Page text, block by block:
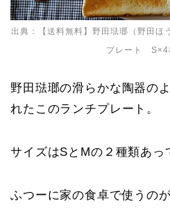
出典：
【送料無料】野田琺瑯（野田
プレート S×4
野田琺瑯の滑らかな陶器の
れたこのランチプレート。
サイズはSとMの２種類あっ
ふつーに家の食卓で使うの